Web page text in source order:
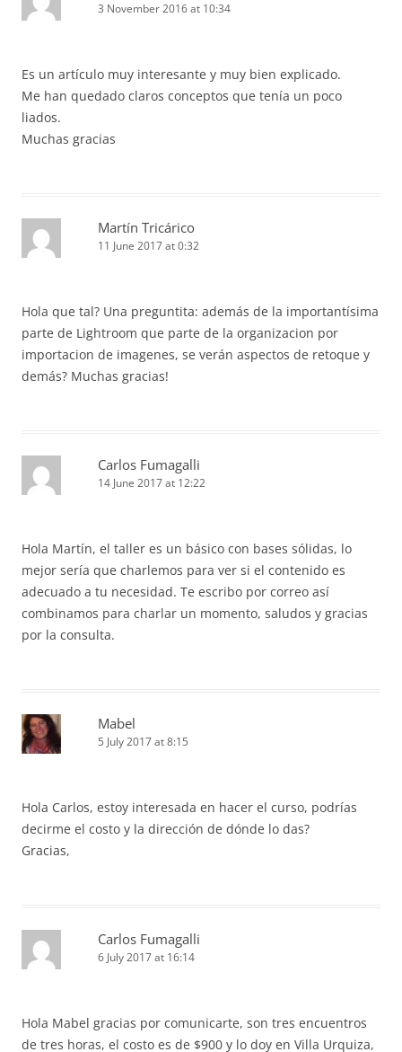
3 November 2016 at 10:34
Es un artículo muy interesante y muy bien explicado.
Me han quedado claros conceptos que tenía un poco
liados.
Muchas gracias
Martín Tricárico
11 June 2017 at 0:32
Hola que tal? Una preguntita: además de la importantísima
parte de Lightroom que parte de la organizacion por
importacion de imagenes, se verán aspectos de retoque y
demás? Muchas gracias!
Carlos Fumagalli
14 June 2017 at 12:22
Hola Martín, el taller es un básico con bases sólidas, lo
mejor sería que charlemos para ver si el contenido es
adecuado a tu necesidad. Te escribo por correo así
combinamos para charlar un momento, saludos y gracias
por la consulta.
Mabel
5 July 2017 at 8:15
Hola Carlos, estoy interesada en hacer el curso, podrías
decirme el costo y la dirección de dónde lo das?
Gracias,
Carlos Fumagalli
6 July 2017 at 16:14
Hola Mabel gracias por comunicarte, son tres encuentros
de tres horas, el costo es de $900 y lo doy en Villa Urquiza,